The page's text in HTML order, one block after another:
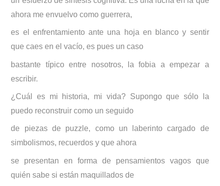
ahora me envuelvo como guerrera,
es el enfrentamiento ante una hoja en blanco y sentir
que caes en el vacío, es pues un caso
bastante típico entre nosotros, la fobia a empezar a
escribir.
¿Cuál es mi historia, mi vida? Supongo que sólo la
puedo reconstruir como un seguido
de piezas de puzzle, como un laberinto cargado de
simbolismos, recuerdos y que ahora
se presentan en forma de pensamientos vagos que
quién sabe si están maquillados de